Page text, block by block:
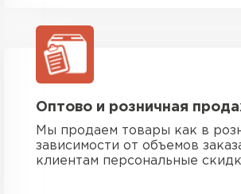
Оптово и розничная
Мы продаем товары как в
зависимости от объемов
клиентам персональные
ПЕРЕЙТИ
Утеплитель Ursa
ПЕРЕЙТИ